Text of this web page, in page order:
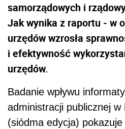
samorządowych i
Jak wynika z raportu - w
urzędów wzrosła
i efektywność
urzędów.
Badanie wpływu
administracji publicznej w
(siódma edycja)